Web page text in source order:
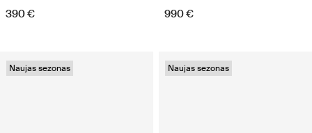
390 € 990 €
Naujas sezonas Naujas sezonas